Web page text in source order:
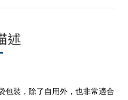
述
包裝，除了自用外，也非常適合